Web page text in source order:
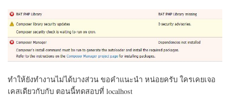
ทำให้ยังทำงานไม่ได้บางส่วน ขอคำแนะนำ หน่อยครับ ใครเคยเจอ
เคสเดียวกับกับ ตอนนี้ทดสอบที่ localhost